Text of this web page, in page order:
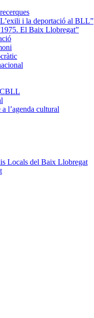
i la deportació al BLL”
El Baix Llobregat”
l’agenda cultural
Locals del Baix Llobregat